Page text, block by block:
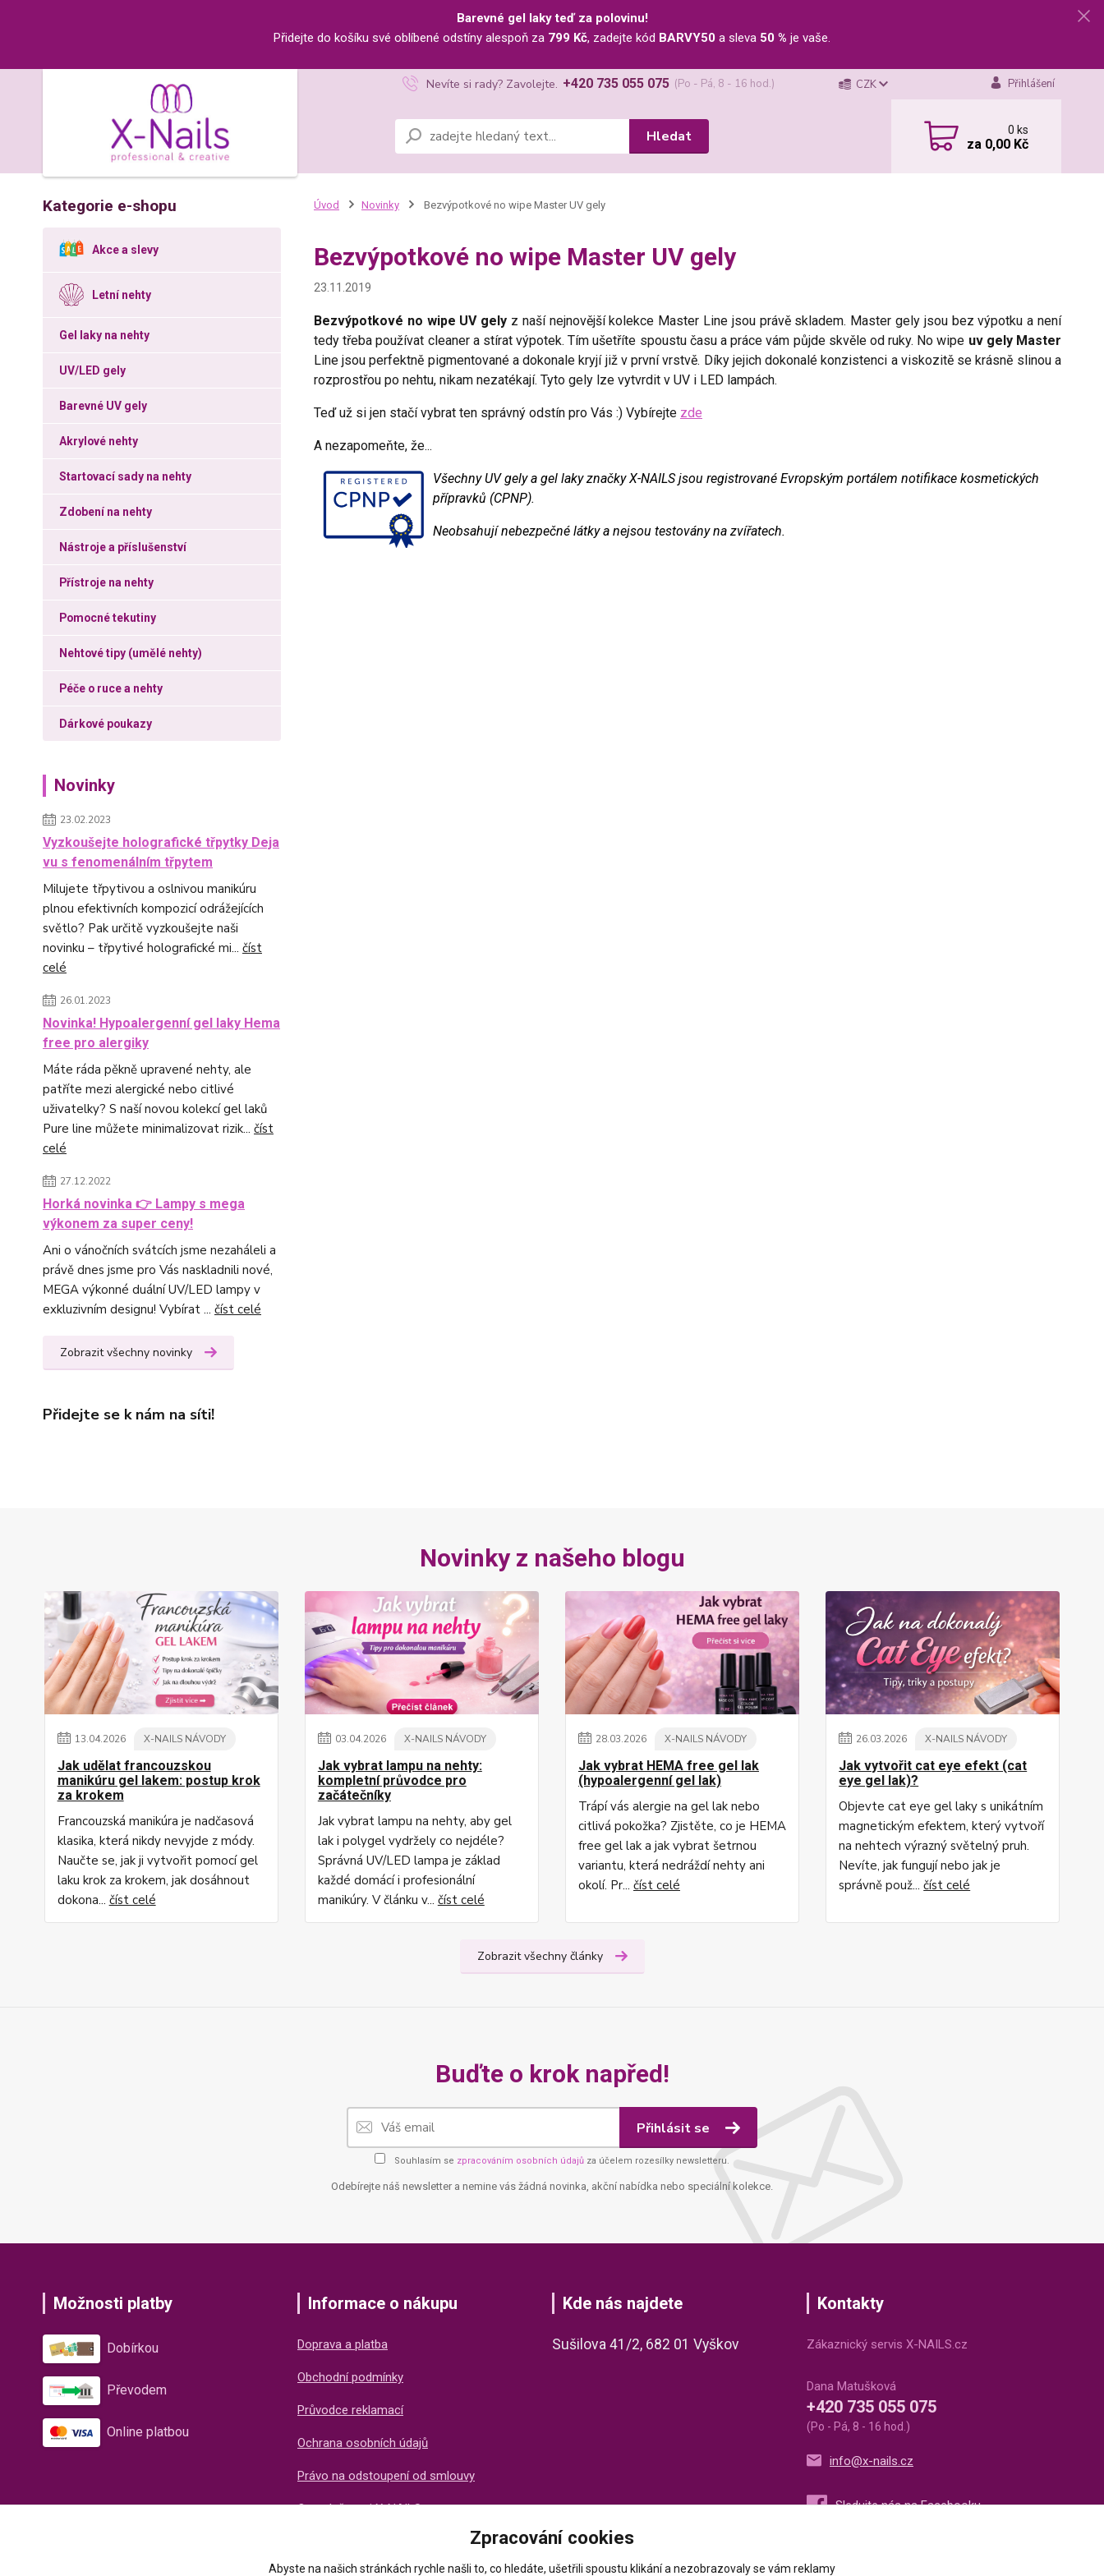
Barevné gel laky teď za polovinu!
Přidejte do košíku své oblíbené odstíny alespoň za 799 Kč, zadejte kód BARVY50 a sleva 50 % je vaše.
CZK Přihlášení
Hledat
Nevíte si rady? Zavolejte. +420 735 055 075 (Po - Pá, 8 - 16 hod.)
0ks
za 0,00 Kč
Kategorie e-shopu
Akce a slevy
Letní nehty
Gel laky na nehty
UV/LED gely
Barevné UV gely
Akrylové nehty
Startovací sady na nehty
Zdobení na nehty
Nástroje a příslušenství
Přístroje na nehty
Pomocné tekutiny
Nehtové tipy (umělé nehty)
Péče o ruce a nehty
Dárkové poukazy
Novinky
23.02.2023
Vyzkoušejte holografické třpytky Deja
vu s fenomenálním třpytem
Milujete třpytivou a oslnivou manikúru
plnou efektivních kompozicí odrážejících
světlo? Pak určitě vyzkoušejte naši
novinku – třpytivé holografické mi... číst
celé
26.01.2023
Novinka! Hypoalergenní gel laky Hema
free pro alergiky
Máte ráda pěkně upravené nehty, ale
patříte mezi alergické nebo citlivé
uživatelky? S naší novou kolekcí gel laků
Pure line můžete minimalizovat rizik... číst
celé
27.12.2022
Horká novinka 👉 Lampy s mega
výkonem za super ceny!
Ani o vánočních svátcích jsme nezaháleli a
právě dnes jsme pro Vás naskladnili nové,
MEGA výkonné duální UV/LED lampy v
exkluzivním designu! Vybírat ... číst celé
Zobrazit všechny novinky
Přidejte se k nám na síti!
Úvod Novinky Bezvýpotkové no wipe Master UV gely
Bezvýpotkové no wipe Master UV gely
23.11.2019
Bezvýpotkové no wipe UV gely z naší nejnovější kolekce Master Line jsou právě skladem. Master gely jsou bez výpotku a není
tedy třeba používat cleaner a stírat výpotek. Tím ušetříte spoustu času a práce vám půjde skvěle od ruky. No wipe uv gely Master
Line jsou perfektně pigmentované a dokonale kryjí již v první vrstvě. Díky jejich dokonalé konzistenci a viskozitě se krásně slinou a
rozprostřou po nehtu, nikam nezatékají. Tyto gely lze vytvrdit v UV i LED lampách.
Teď už si jen stačí vybrat ten správný odstín pro Vás :) Vybírejte zde
A nezapomeňte, že...
Všechny UV gely a gel laky značky X-NAILS jsou registrované Evropským portálem notifikace kosmetických
přípravků (CPNP).
Neobsahují nebezpečné látky a nejsou testovány na zvířatech.
Novinky z našeho blogu
13.04.2026 X-NAILS NÁVODY
Jak udělat francouzskou
manikúru gel lakem: postup krok
za krokem
Francouzská manikúra je nadčasová
klasika, která nikdy nevyjde z módy.
Naučte se, jak ji vytvořit pomocí gel
laku krok za krokem, jak dosáhnout
dokona... číst celé
03.04.2026 X-NAILS NÁVODY
Jak vybrat lampu na nehty:
kompletní průvodce pro
začátečníky
Jak vybrat lampu na nehty, aby gel
lak i polygel vydržely co nejdéle?
Správná UV/LED lampa je základ
každé domácí i profesionální
manikúry. V článku v... číst celé
28.03.2026 X-NAILS NÁVODY
Jak vybrat HEMA free gel lak
(hypoalergenní gel lak)
Trápí vás alergie na gel lak nebo
citlivá pokožka? Zjistěte, co je HEMA
free gel lak a jak vybrat šetrnou
variantu, která nedráždí nehty ani
okolí. Pr... číst celé
26.03.2026 X-NAILS NÁVODY
Jak vytvořit cat eye efekt (cat
eye gel lak)?
Objevte cat eye gel laky s unikátním
magnetickým efektem, který vytvoří
na nehtech výrazný světelný pruh.
Nevíte, jak fungují nebo jak je
správně použ...číst celé
Zobrazit všechny články
Buďte o krok napřed!
Přihlásit se
Souhlasím se zpracováním osobních údajů za účelem rozesílky newsletteru.
Odebírejte náš newsletter a nemine vás žádná novinka, akční nabídka nebo speciální kolekce.
Možnosti platby
Dobírkou
Převodem
Online platbou
Informace o nákupu
Doprava a platba
Obchodní podmínky
Průvodce reklamací
Ochrana osobních údajů
Právo na odstoupení od smlouvy
O společnosti X-NAILS
Kde nás najdete
Sušilova 41/2, 682 01 Vyškov
Kontakty
Zákaznický servis X-NAILS.cz
Dana Matušková
+420 735 055 075
(Po - Pá, 8 - 16 hod.)
info@x-nails.cz
Zpracování cookies
Abyste na našich stránkách rychle našli to, co hledáte, ušetřili spoustu klikání a nezobrazovaly se vám reklamy